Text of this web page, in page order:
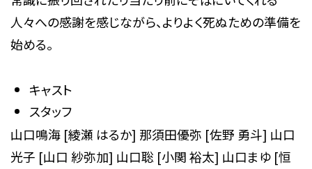
人々への感謝を感じながら、よりよく死ぬための準備を
始める。
キャスト
スタッフ
山口鳴海 [綾瀬 はるか] 那須田優弥 [佐野 勇斗] 山口
光子 [山口 紗弥加] 山口聡 [小関 裕太] 山口まゆ [恒